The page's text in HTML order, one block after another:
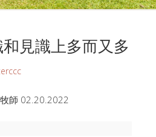
見識上多而又多
師 02.20.2022